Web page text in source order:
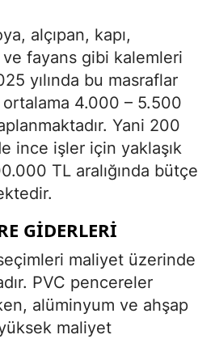
alçıpan, kapı,
fayans gibi kalemleri
yılında bu masraflar
ortalama 4.000 – 5.500
Yani 200
ince işler için yaklaşık
TL aralığında bütçe
GIDERLERI
maliyet üzerinde
PVC pencereler
alüminyum ve ahşap
maliyet